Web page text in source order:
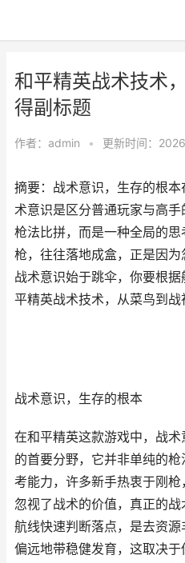
和平精英战术技术
得副标题
作者： admin • 更新时间：
摘要：战术意识，生存的根
术意识是区分普通玩家与高
枪法比拼，而是一种全局的
枪，往往落地成盒，正是因
战术意识始于跳伞，你要根
平精英战术技术，从菜鸟到
战术意识，生存的根本
在和平精英这款游戏中，战
的首要分野，它并非单纯的
考能力，许多新手热衷于刚
忽视了战术的价值，真正的
航线快速判断落点，是去资
偏远地带稳健发育，这取决于